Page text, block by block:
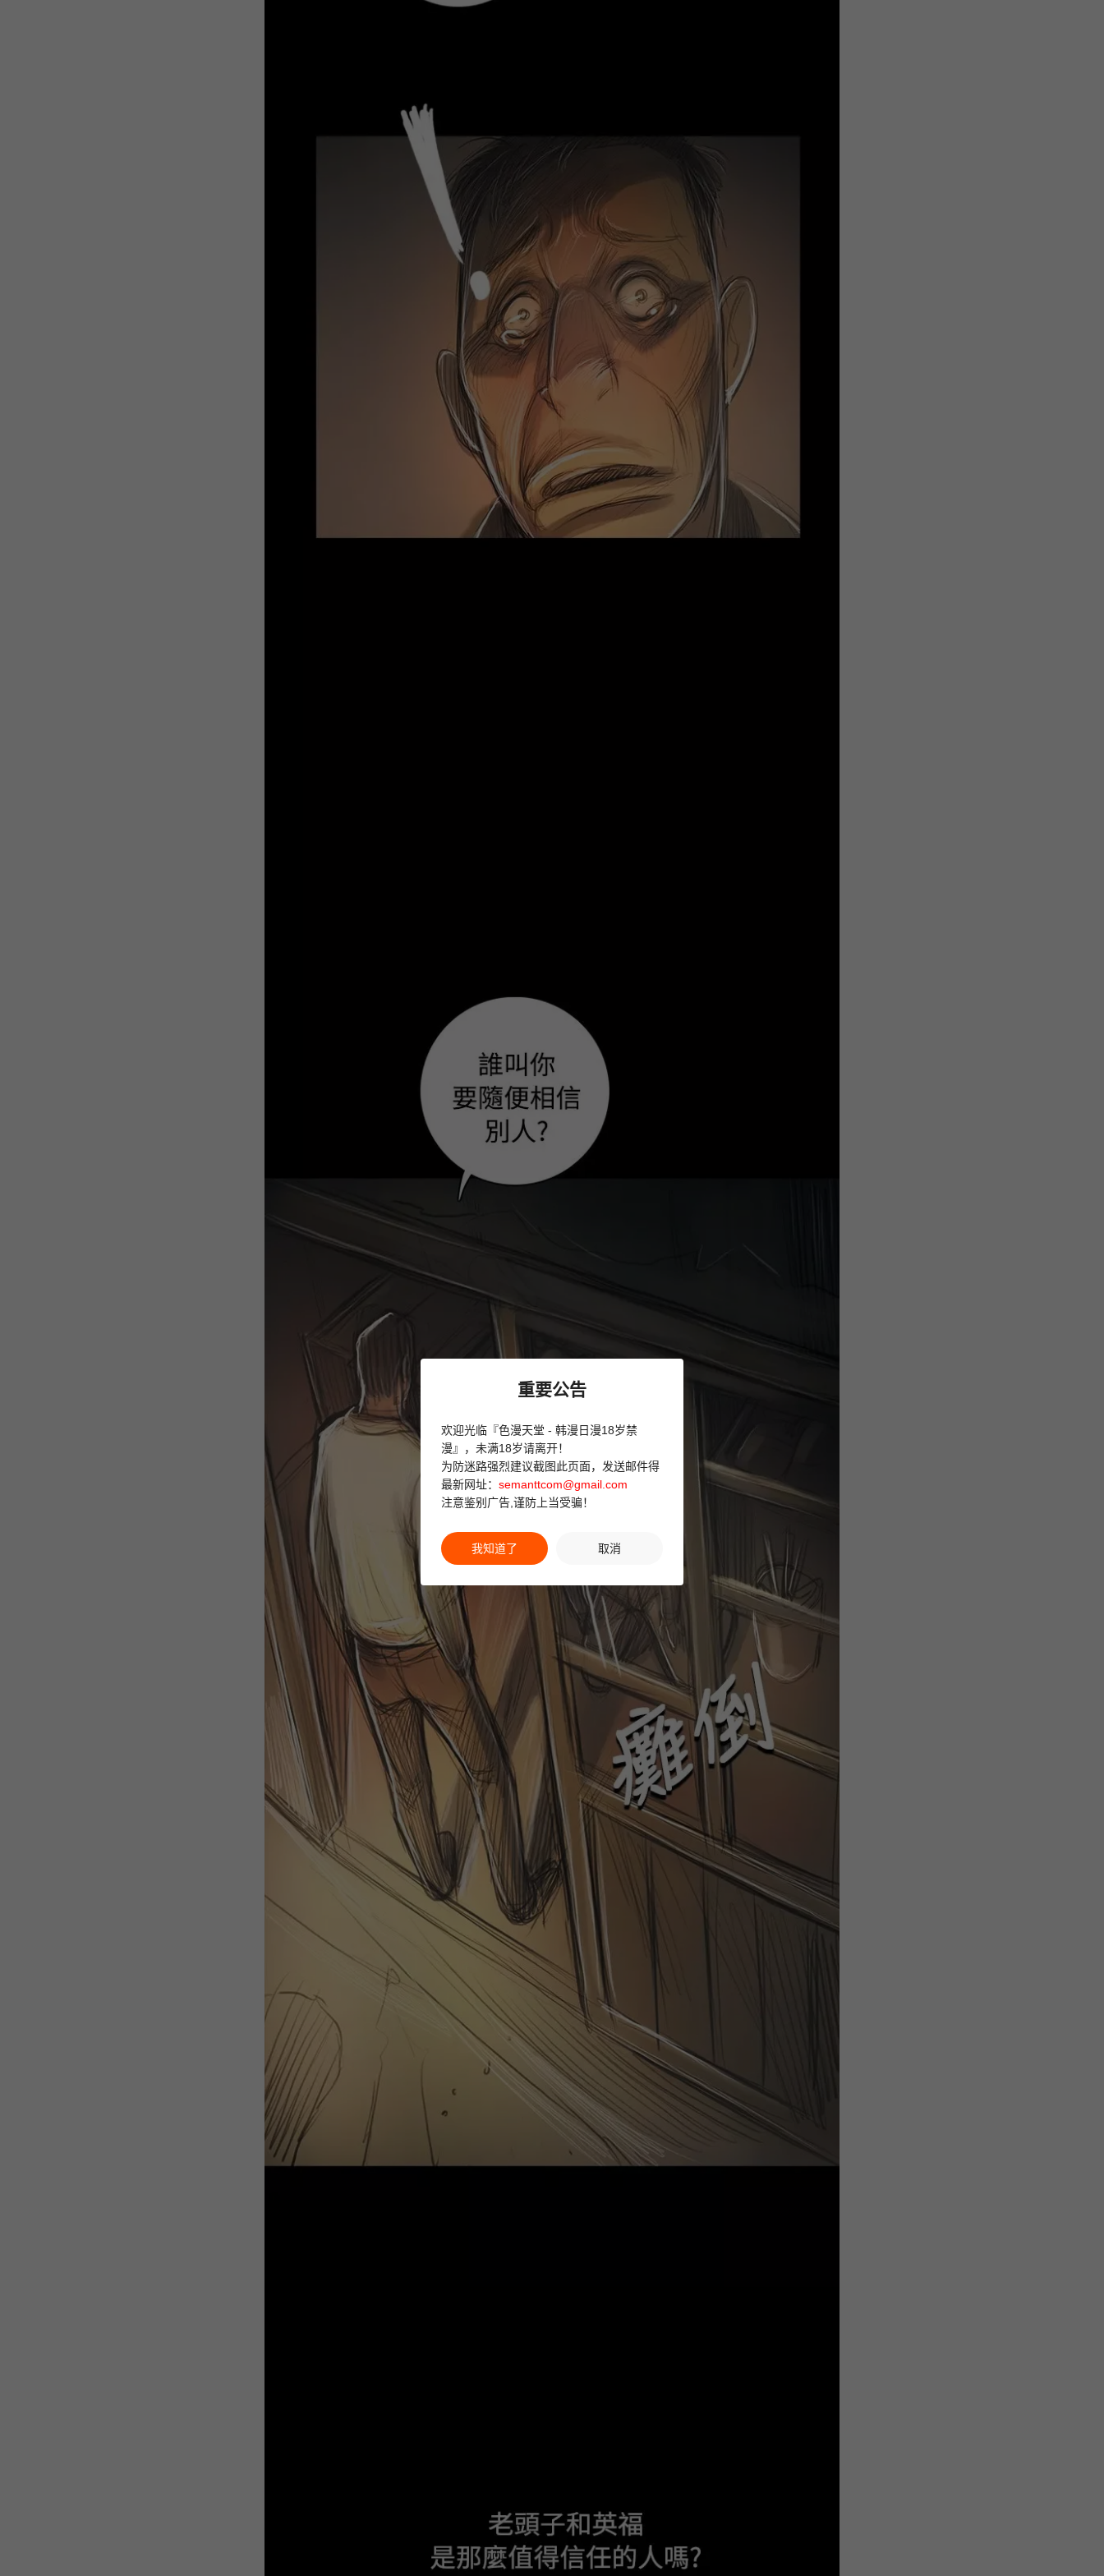
重要公告
欢迎光临『色漫天堂 - 韩漫日漫18岁禁
漫』，未满18岁请离开！
为防迷路强烈建议截图此页面，发送邮件得
最新网址： semanttcom@gmail.com
注意鉴别广告,谨防上当受骗！
我知道了 取消